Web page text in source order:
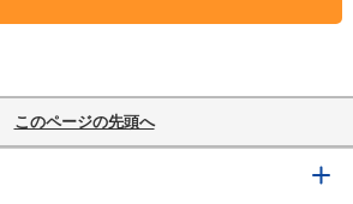
このページの先頭へ